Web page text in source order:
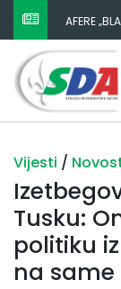
SLUČAJNI
VLADA
Vijesti /
Tusku:
politiku
na same